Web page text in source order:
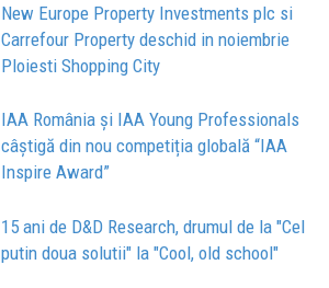
New Europe Property Investments plc si
Carrefour Property deschid in noiembrie
Ploiesti Shopping City
IAA România și IAA Young Professionals
câștigă din nou competiția globală “IAA
Inspire Award”
15 ani de D&D Research, drumul de la "Cel
putin doua solutii" la "Cool, old school"